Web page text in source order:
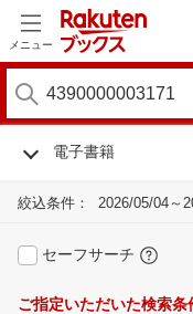
メニュー
電子書籍
絞込条件： 2026/05/04～
セーフサーチ
ご指定いただいた検索